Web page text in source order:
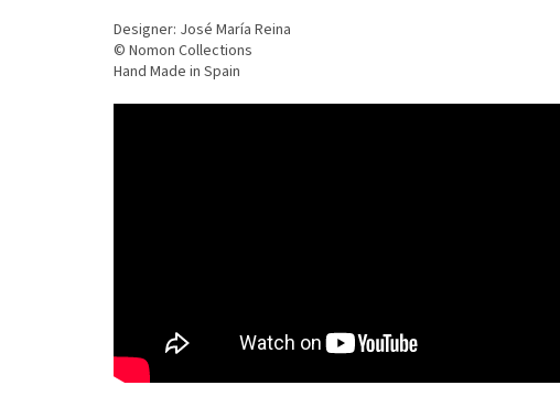
Designer: José María Reina
© Nomon Collections
Hand Made in Spain